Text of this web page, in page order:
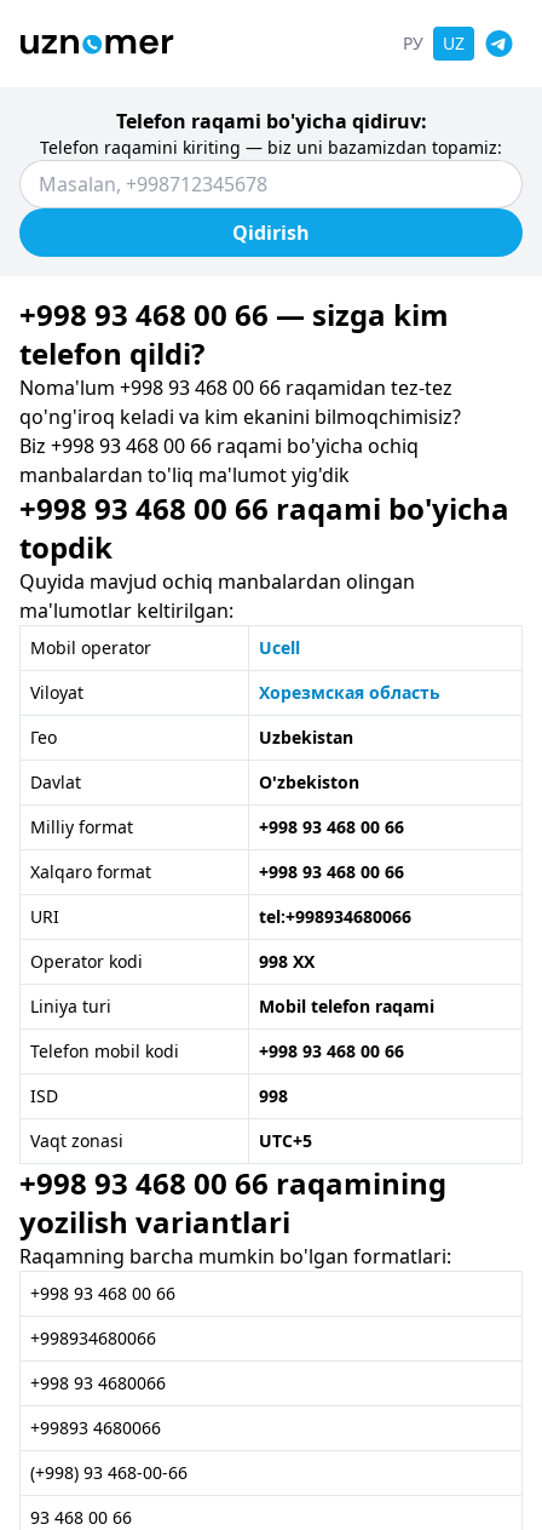
РУ UZ
Telefon raqami bo'yicha qidiruv:
Telefon raqamini kiriting — biz uni bazamizdan topamiz:
Qidirish
+998 93 468 00 66 — sizga kim
telefon qildi?
Noma'lum +998 93 468 00 66 raqamidan tez-tez
qo'ng'iroq keladi va kim ekanini bilmoqchimisiz?
Biz +998 93 468 00 66 raqami bo'yicha ochiq
manbalardan to'liq ma'lumot yig'dik
+998 93 468 00 66 raqami bo'yicha
topdik
Quyida mavjud ochiq manbalardan olingan
ma'lumotlar keltirilgan:
Mobil operator
Ucell
Viloyat
Хорезмская область
Гео
Uzbekistan
Davlat
O'zbekiston
Milliy format
+998 93 468 00 66
Xalqaro format
+998 93 468 00 66
URI
tel:+998934680066
Operator kodi
998 XX
Liniya turi
Mobil telefon raqami
Telefon mobil kodi
+998 93 468 00 66
ISD
998
Vaqt zonasi
UTC+5
+998 93 468 00 66 raqamining
yozilish variantlari
Raqamning barcha mumkin bo'lgan formatlari:
+998 93 468 00 66
+998934680066
+998 93 4680066
+99893 4680066
(+998) 93 468-00-66
93 468 00 66